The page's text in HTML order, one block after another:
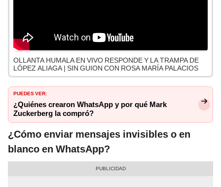
OLLANTA HUMALA EN VIVO RESPONDE Y LA TRAMPA DE
LÓPEZ ALIAGA | SIN GUION CON ROSA MARÍA PALACIOS
PUEDES VER:
¿Quiénes crearon WhatsApp y por qué Mark
Zuckerberg la compró?
¿Cómo enviar mensajes invisibles o en
blanco en WhatsApp?